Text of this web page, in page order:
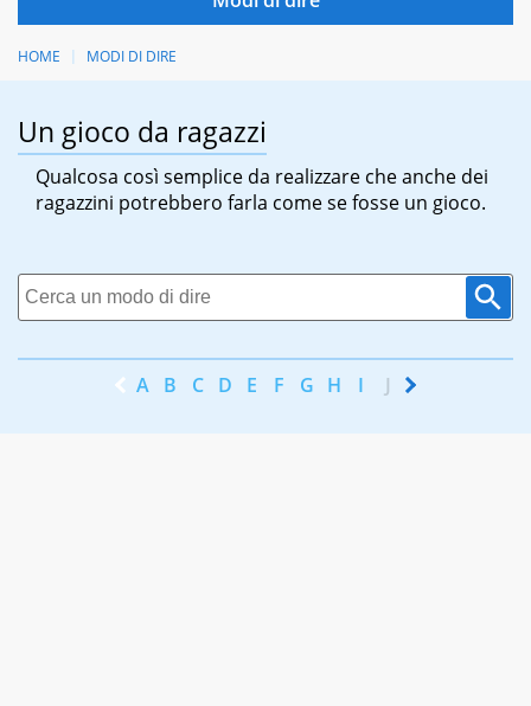
HOME MODI DI DIRE
Un gioco da ragazzi
Qualcosa così semplice da realizzare che anche dei
ragazzini potrebbero farla come se fosse un gioco.
A B C D E F G H I J K